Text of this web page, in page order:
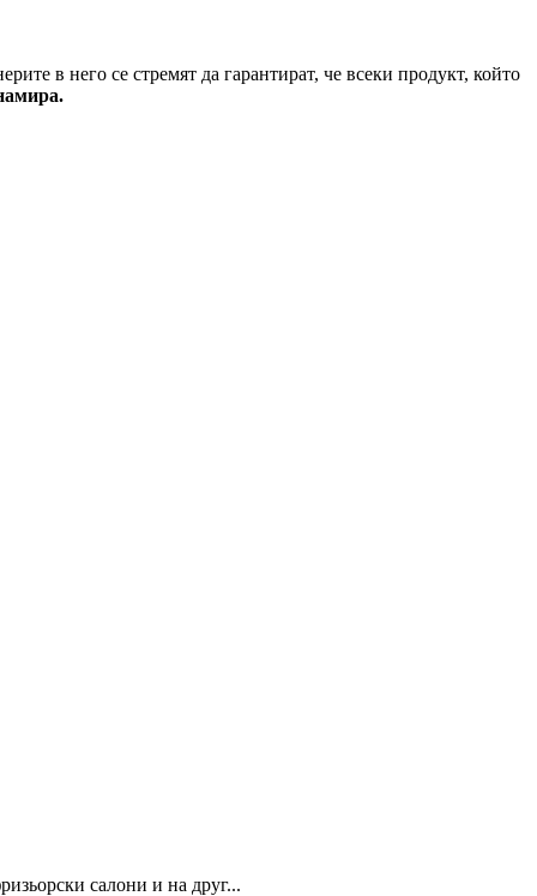
в него се стремят да гарантират, че всеки продукт, който
салони и на друг...